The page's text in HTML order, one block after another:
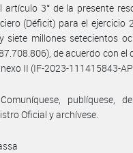
artículo 3° de la presente
(Déficit) para el ejercicio
siete millones setecientos
de acuerdo con el
II (IF-2023-111415843-
Comuníquese, publíquese,
Oficial y archívese.